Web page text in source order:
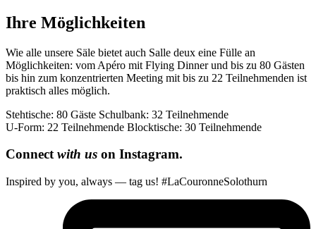
Ihre Möglichkeiten
Wie alle unsere Säle bietet auch Salle deux eine Fülle an
Möglichkeiten: vom Apéro mit Flying Dinner und bis zu 80 Gästen
bis hin zum konzentrierten Meeting mit bis zu 22 Teilnehmenden ist
praktisch alles möglich.
Stehtische: 80 Gäste Schulbank: 32 Teilnehmende
U-Form: 22 Teilnehmende Blocktische: 30 Teilnehmende
Connectwith us on Instagram.
Inspired by you, always — tag us! #LaCouronneSolothurn